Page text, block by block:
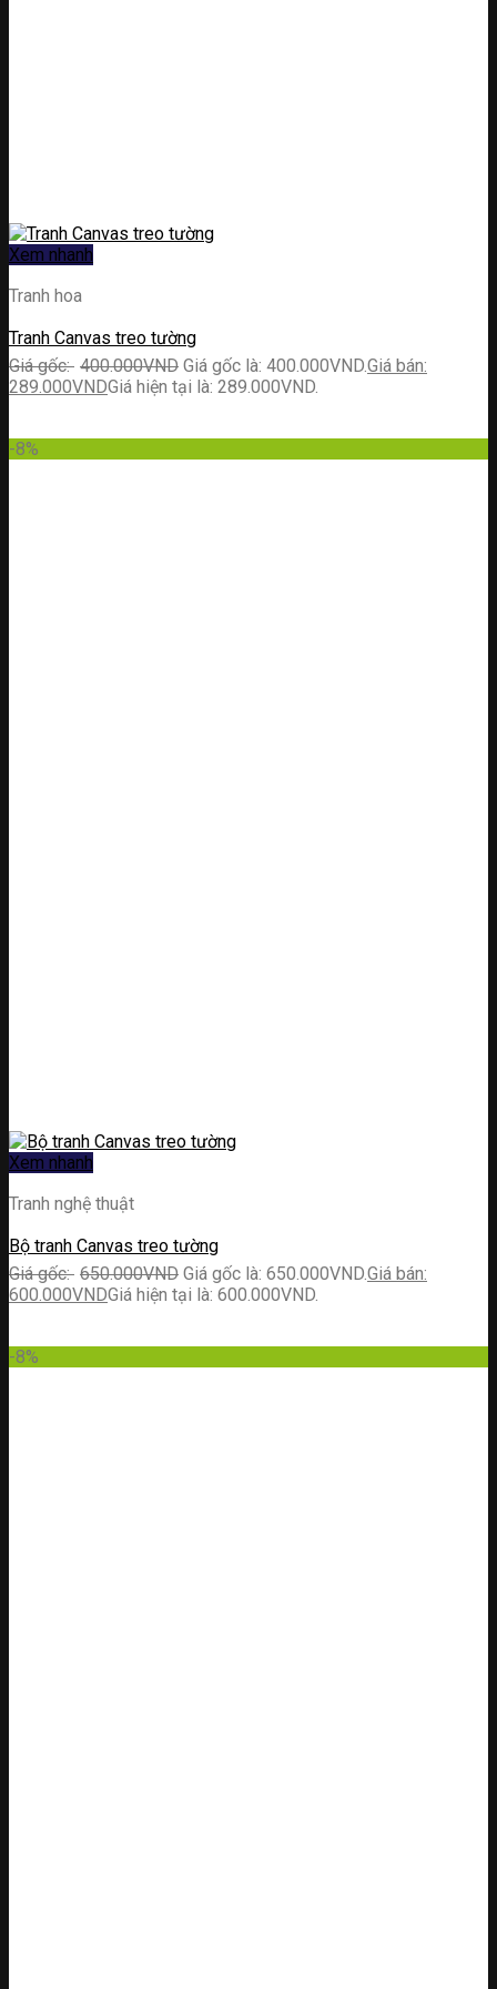
Xem nhanh
Tranh hoa
Tranh Canvas treo tường
400.000VND Giá gốc là: 400.000VND.
289.000VNDGiá hiện tại là: 289.000VND.
-8%
Xem nhanh
Tranh nghệ thuật
Bộ tranh Canvas treo tường
650.000VND Giá gốc là: 650.000VND.
600.000VNDGiá hiện tại là: 600.000VND.
-8%